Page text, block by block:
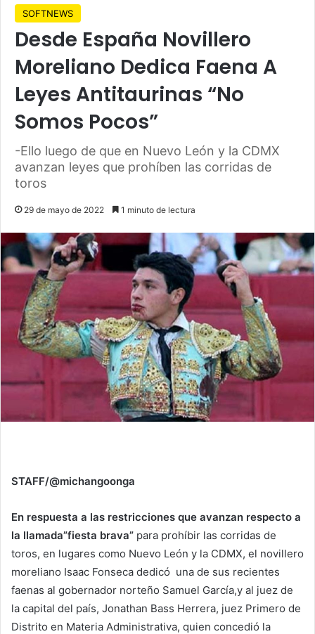
SOFTNEWS
Desde España Novillero
Moreliano Dedica Faena A
Leyes Antitaurinas “No
Somos Pocos”
-Ello luego de que en Nuevo León y la CDMX
avanzan leyes que prohíben las corridas de
toros
29 de mayo de 2022 1 minuto de lectura
STAFF/@michangoonga
En respuesta a las restricciones que avanzan respecto a
la llamada”fiesta brava” para prohíbir las corridas de
toros, en lugares como Nuevo León y la CDMX, el novillero
moreliano Isaac Fonseca dedicó una de sus recientes
faenas al gobernador norteño Samuel García,y al juez de
la capital del país, Jonathan Bass Herrera, juez Primero de
Distrito en Materia Administrativa, quien concedió la